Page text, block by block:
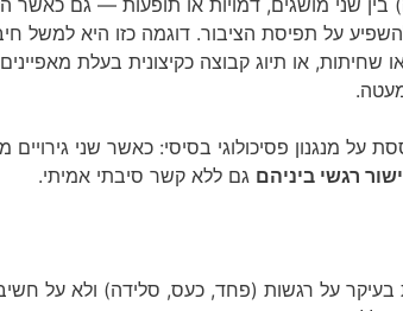
בין שני מושגים, דמויות או תופעות — גם כאשר
על תפיסת הציבור. דוגמה כזו היא למשל
שחיתות, או תיוג קבוצה כקיצונית בעלת
מנגנון פסיכולוגי בסיסי: כאשר שני גירויים
רגשי ביניהם גם ללא קשר סיבתי אמיתי.
על רגשות (פחד, כעס, סלידה) ולא על